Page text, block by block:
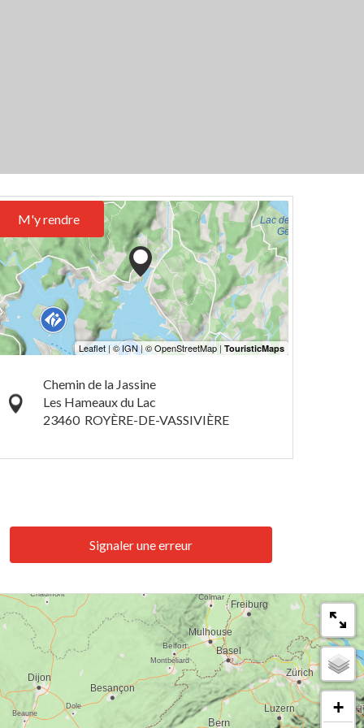
M'y rendre
Chemin de la Jassine
Les Hameaux du Lac
23460 ROYÈRE-DE-VASSIVIÈRE
Signaler une erreur
+